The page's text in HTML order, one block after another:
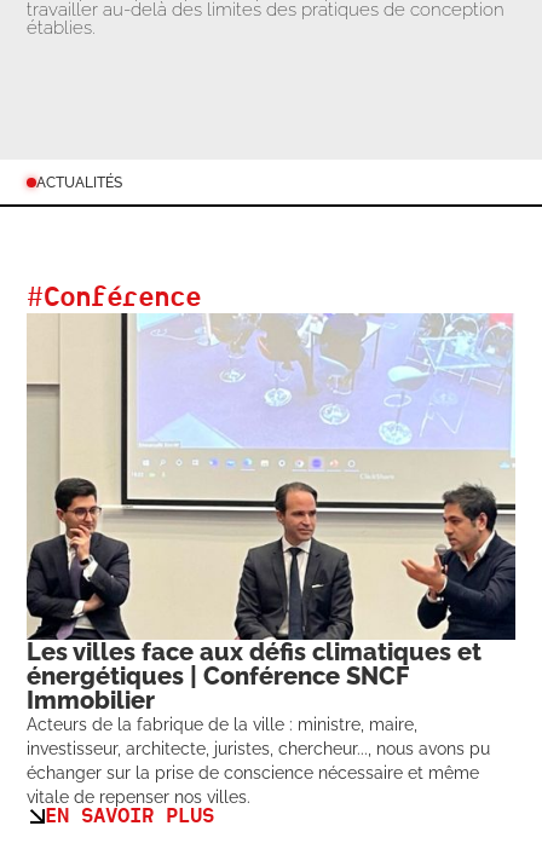
travailler au-delà des limites des pratiques de conception
établies.
ACTUALITÉS
#Conférence
Les villes face aux défis climatiques et
énergétiques | Conférence SNCF
Immobilier
Acteurs de la fabrique de la ville : ministre, maire,
investisseur, architecte, juristes, chercheur..., nous avons pu
échanger sur la prise de conscience nécessaire et même
vitale de repenser nos villes.
EN SAVOIR PLUS